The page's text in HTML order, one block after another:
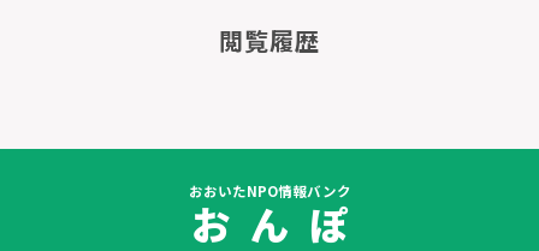
閲覧履歴
おおいたNPO情報バンク
お ん ぽ